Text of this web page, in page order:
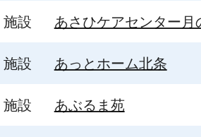
施設 あさひケアセンター月
施設 あっとホーム北条
施設 あぶるま苑